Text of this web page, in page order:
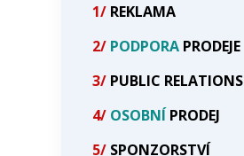
1/REKLAMA
2/ PODPORAPRODEJE
3/PUBLIC RELATIONS
4/ OSOBNÍPRODEJ
5/SPONZORSTVÍ